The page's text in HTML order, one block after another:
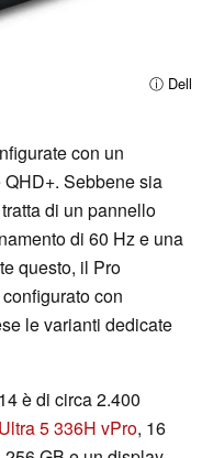
ⓘ Dell
con un
Sebbene sia
di un pannello
di 60 Hz e una
questo, il Pro
con
le varianti dedicate
è di circa 2.400
5 336H vPro, 16